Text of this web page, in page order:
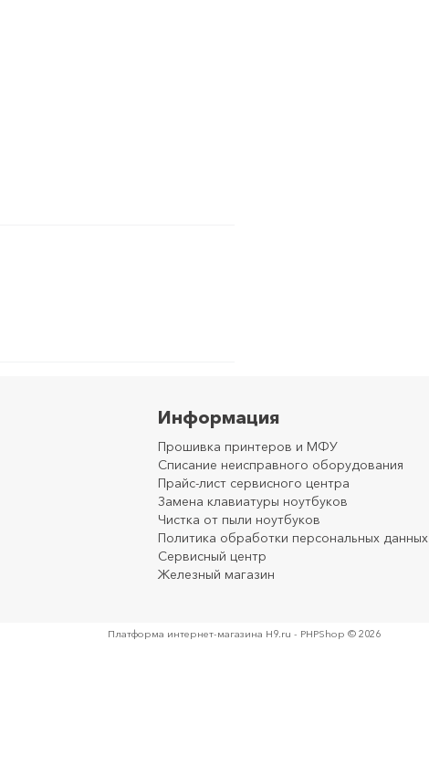
Информация
Прошивка принтеров и МФУ
Списание неисправного оборудования
Прайс-лист сервисного центра
Замена клавиатуры ноутбуков
Чистка от пыли ноутбуков
Политика обработки персональных данных
Сервисный центр
Железный магазин
Платформа интернет-магазина H9.ru - PHPShop © 2026